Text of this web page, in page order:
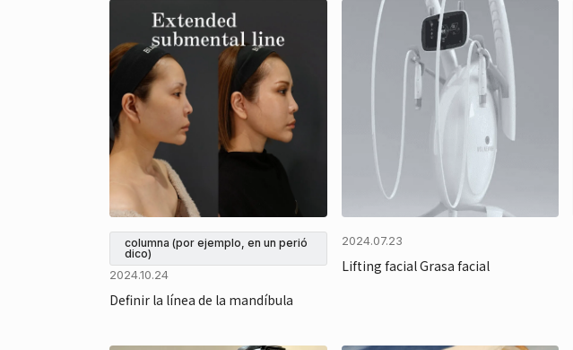
columna (por ejemplo, en un perió
dico)
2024.10.24
Definir la línea de la mandíbula
2024.07.23
Lifting facial Grasa facial